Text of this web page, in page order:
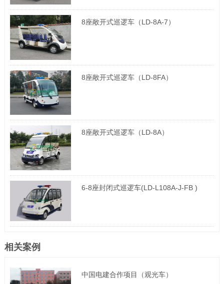
8座敞开式巡逻车（LD-8A-7）
8座敞开式巡逻车（LD-8FA）
8座敞开式巡逻车（LD-8A）
6-8座封闭式巡逻车(LD-L108A-J-FB )
相关案例
中国电建合作项目（观光车）